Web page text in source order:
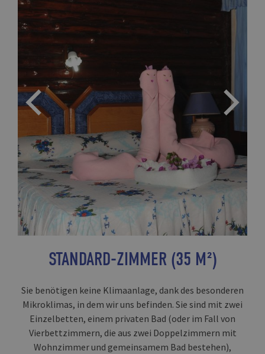
STANDARD-ZIMMER (35 M²)
Sie benötigen keine Klimaanlage, dank des besonderen
Mikroklimas, in dem wir uns befinden. Sie sind mit zwei
Einzelbetten, einem privaten Bad (oder im Fall von
Vierbettzimmern, die aus zwei Doppelzimmern mit
Wohnzimmer und gemeinsamem Bad bestehen),